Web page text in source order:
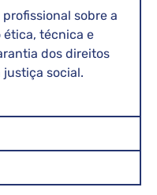
sobre a
técnica e
dos direitos
justiça social.